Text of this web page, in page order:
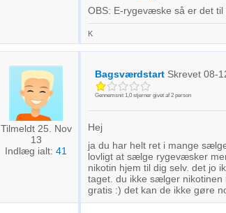
OBS: E-rygevæske så er det til
K
Tilmeldt 25. Nov
13
Indlæg ialt: 41
Bagsværdstart Skrevet 08-
Gennemsnit 1,0stjerner givet af 2person
Hej
ja du har helt ret i mange
lovligt at sælge rygevæsker
nikotin hjem til dig selv. det jo
taget. du ikke sælger
gratis :) det kan de ikke gøre